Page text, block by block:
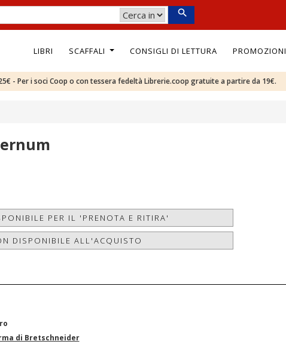
LIBRI SCAFFALI CONSIGLI DI LETTURA PROMOZIONI
- Per i soci Coop o con tessera fedeltà Librerie.coop gratuite a partire da 19€.
PER IL 'PRENOTA E RITIRA'
DISPONIBILE ALL'ACQUISTO
di Bretschneider